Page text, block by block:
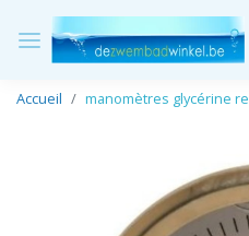
Accueil manomètres glycérine